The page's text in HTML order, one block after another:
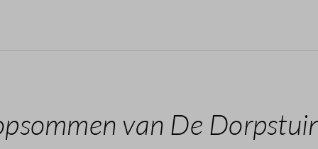
van De